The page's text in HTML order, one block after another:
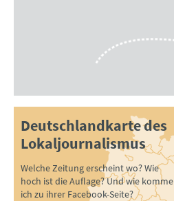
Deutschlandkarte des
Lokaljournalismus
Welche Zeitung erscheint wo? Wie
hoch ist die Auflage? Und wie komme
ich zu ihrer Facebook-Seite?